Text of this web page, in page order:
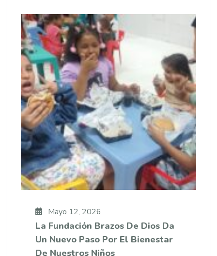
Mayo 12, 2026
La Fundación Brazos De Dios Da
Un Nuevo Paso Por El Bienestar
De Nuestros Niños